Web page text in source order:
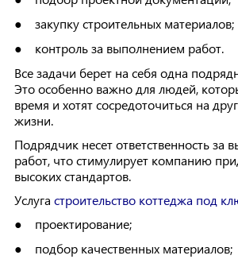
● закупку строительных материалов;
●
контроль за выполнением работ.
Все задачи берет на себя одна
Это особенно важно для людей,
время и хотят сосредоточиться на
жизни.
Подрядчик несет ответственность за
работ, что стимулирует компанию
высоких стандартов.
Услуга строительство коттеджа под
● проектирование;
● подбор качественных материалов;